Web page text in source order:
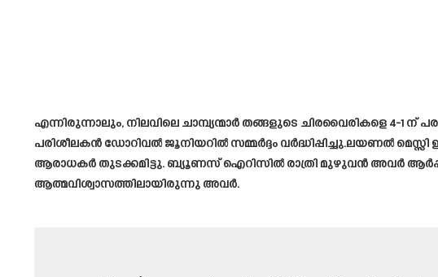
എന്നിരുന്നാലും, നിലവിലെ ചാമ്പ്യന്മാർ തങ്ങളുടെ ചിരവൈരികളെ 4-1
പരിശീലകൻ ഡോറിവൽ ജൂനിയറിൽ സമ്മർദ്ദം വർദ്ധിപ്പിച്ചു.ലയണൽ
ആരാധകർ തുടക്കമിട്ടു. ബ്യൂണസ് ഐറിസിൽ രാത്രി മുഴുവൻ അവർ
ആത്മവിശ്വാസത്തിലായിരുന്നു അവർ.